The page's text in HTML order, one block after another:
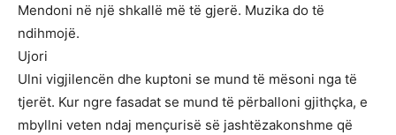
Mendoni në një shkallë më të gjerë. Muzika do të
ndihmojë.
Ujori
Ulni vigjilencën dhe kuptoni se mund të mësoni nga të
tjerët. Kur ngre fasadat se mund të përballoni gjithçka, e
mbyllni veten ndaj mençurisë së jashtëzakonshme që